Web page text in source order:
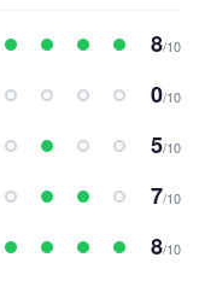
8/10
0/10
5/10
7/10
8/10